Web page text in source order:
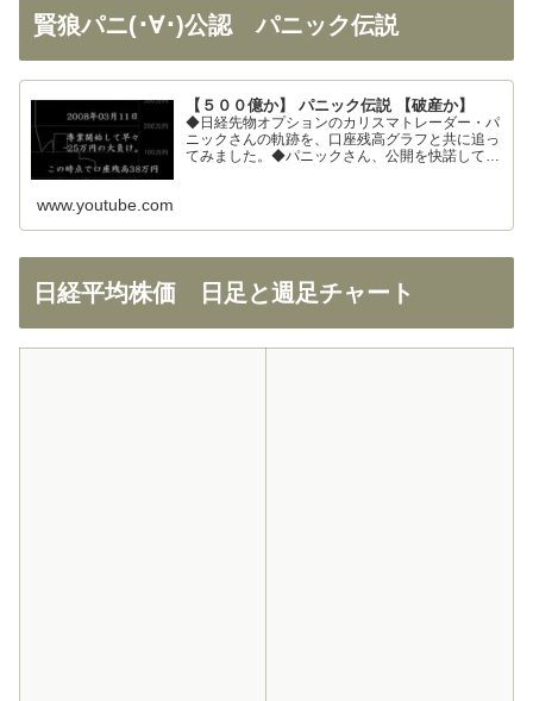
賢狼パニ(･∀･)公認 パニック伝説
【５００億か】 パニック伝説 【破産か】
◆日経先物オプションのカリスマトレーダー・パ
ニックさんの軌跡を、口座残高グラフと共に追っ
てみました。◆パニックさん、公開を快諾してく
www.youtube.com
日経平均株価 日足と週足チャート